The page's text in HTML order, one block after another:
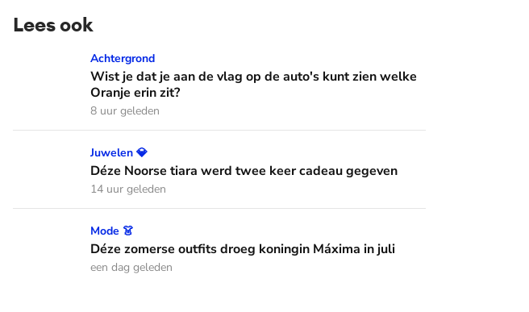
Lees ook
Wist je dat je aan de vlag op de auto's kunt zien welke Oranje erin zit?
Achtergrond
Wist je dat je aan de vlag op de auto's kunt zien welke
Oranje erin zit?
8 uur geleden
Déze Noorse tiara werd twee keer cadeau gegeven
Juwelen 💎
Déze Noorse tiara werd twee keer cadeau gegeven
14 uur geleden
Déze zomerse outfits droeg koningin Máxima in juli
Mode 👗
Déze zomerse outfits droeg koningin Máxima in juli
een dag geleden